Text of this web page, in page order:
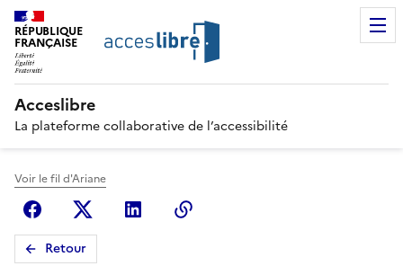
RÉPUBLIQUE
FRANÇAISE
Acceslibre
La plateforme collaborative de l’accessibilité
Voir le fil d'Ariane
FacebookX (anciennement Twitter)
Linkedin
Retour